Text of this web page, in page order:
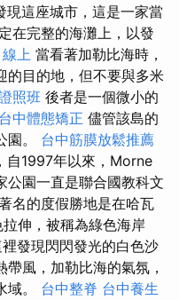
現這座城市，這是一家當
在完整的海灘上，以發
上 當看著加勒比海時，
的目的地，但不要與多米
照班 後者是一個微小的
台中體態矯正 儘管該島的
園。 台中筋膜放鬆推薦
自1997年以來，Morne
公園一直是聯合國教科文
名的度假勝地是在哈瓦
伸，被稱為綠色海岸
發現閃閃發光的白色沙
風，加勒比海的氣氛，
域。 台中整脊 台中養生